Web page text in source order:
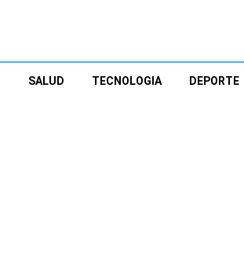
SALUD TECNOLOGIA DEPORTE